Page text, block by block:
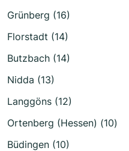
Grünberg (16)
Florstadt (14)
Butzbach (14)
Nidda (13)
Langgöns (12)
Ortenberg (Hessen) (10)
Büdingen (10)